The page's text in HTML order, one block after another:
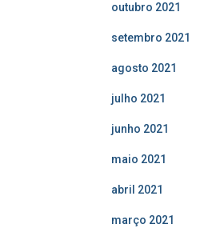
outubro 2021
setembro 2021
agosto 2021
julho 2021
junho 2021
maio 2021
abril 2021
março 2021